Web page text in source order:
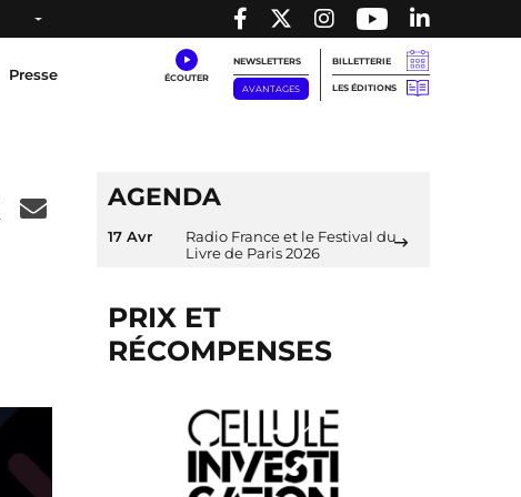
Presse
NEWSLETTERS
AVANTAGES
BILLETTERIE
LES ÉDITIONS
AGENDA
17 Avr
Radio France et le Festival du
Livre de Paris 2026
PRIX ET
RÉCOMPENSES